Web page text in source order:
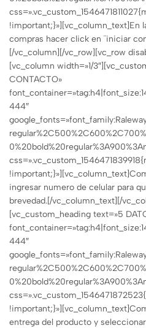
!important;}»][vc_column_text]En
compras hacer click en ¨iniciar
[/vc_column][/vc_row][vc_row
[vc_column width=»1/
CONTACTO»
444″
ingresar numero de celular para
brevedad.[/vc_column_text][/
[vc_custom_heading text=»5
444″
entrega del producto y